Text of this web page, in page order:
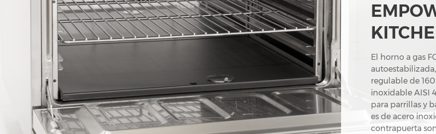
El horno a gas
regulable de 160
inoxidable AISI
para parrillas y
es de acero
contrapuerta